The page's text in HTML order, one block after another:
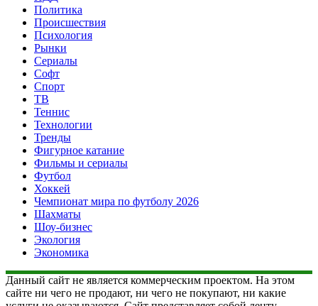
Политика
Происшествия
Психология
Рынки
Сериалы
Софт
Спорт
ТВ
Теннис
Технологии
Тренды
Фигурное катание
Фильмы и сериалы
Футбол
Хоккей
Чемпионат мира по футболу 2026
Шахматы
Шоу-бизнес
Экология
Экономика
Данный сайт не является коммерческим проектом. На этом
сайте ни чего не продают, ни чего не покупают, ни какие